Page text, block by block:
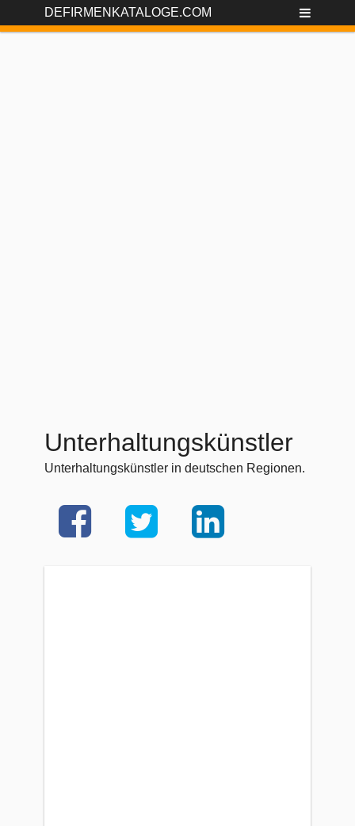
DEFIRMENKATALOGE.COM
Unterhaltungskünstler
Unterhaltungskünstler in deutschen Regionen.